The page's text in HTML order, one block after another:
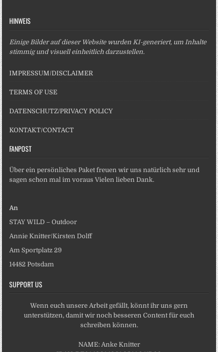
HINWEIS
Einige Bilder auf dieser Website wurden KI-generiert, um Inhalte
stimmig und visuell einheitlich darzustellen.
IMPRESSUM/DISCLAIMER
TERMS OF USE
DATENSCHUTZ/PRIVACY POLICY
KONTAKT/CONTACT
FANPOST
Über ein persönliches Paket freuen wir uns natürlich sehr und
sagen schon mal im voraus Vielen lieben Dank.
An
STAY WILD – Outdoor
Annie Knitter/Kirsten Dolff
Am Sportplatz 29
14482 Potsdam
SUPPORT US
Wenn euch unsere Arbeit gefällt, könnt ihr uns gern
unterstützen, damit wir noch besseren Content für euch
schreiben können.
NAME: Anke Knitter